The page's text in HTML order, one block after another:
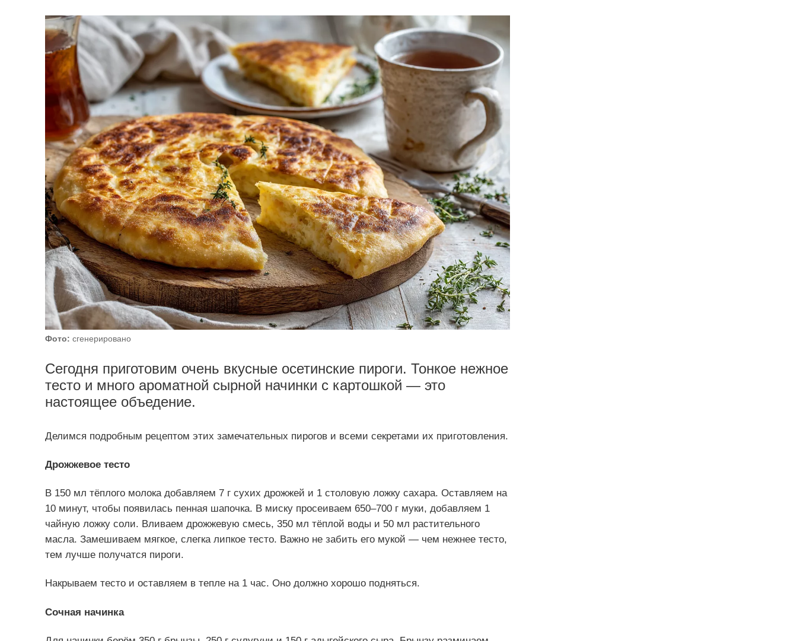
Фото: сгенерировано
Сегодня приготовим очень вкусные осетинские пироги. Тонкое нежное
тесто и много ароматной сырной начинки с картошкой — это
настоящее объедение.
Делимся подробным рецептом этих замечательных пирогов и всеми секретами их приготовления.
Дрожжевое тесто
В 150 мл тёплого молока добавляем 7 г сухих дрожжей и 1 столовую ложку сахара. Оставляем на
10 минут, чтобы появилась пенная шапочка. В миску просеиваем 650–700 г муки, добавляем 1
чайную ложку соли. Вливаем дрожжевую смесь, 350 мл тёплой воды и 50 мл растительного
масла. Замешиваем мягкое, слегка липкое тесто. Важно не забить его мукой — чем нежнее тесто,
тем лучше получатся пироги.
Накрываем тесто и оставляем в тепле на 1 час. Оно должно хорошо подняться.
Сочная начинка